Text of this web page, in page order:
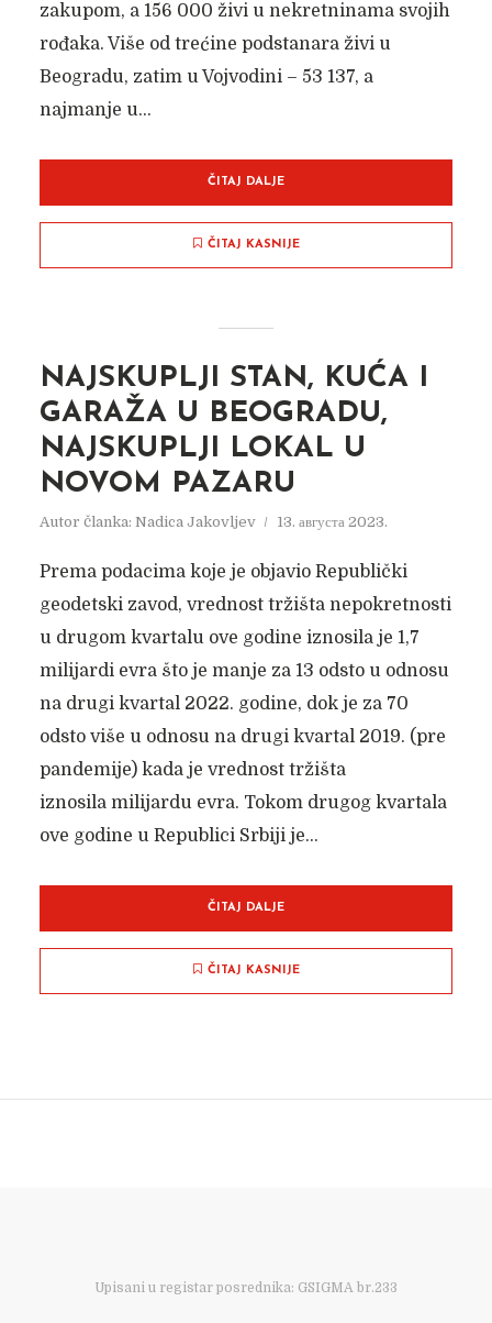
zakupom, a 156 000 živi u nekretninama svojih
rođaka. Više od trećine podstanara živi u
Beogradu, zatim u Vojvodini – 53 137, a
najmanje u...
ČITAJ DALJE
ČITAJ KASNIJE
NAJSKUPLJI STAN, KUĆA I
GARAŽA U BEOGRADU,
NAJSKUPLJI LOKAL U
NOVOM PAZARU
Autor članka: Nadica Jakovljev 13. августа 2023.
Prema podacima koje je objavio Republički
geodetski zavod, vrednost tržišta nepokretnosti
u drugom kvartalu ove godine iznosila je 1,7
milijardi evra što je manje za 13 odsto u odnosu
na drugi kvartal 2022. godine, dok je za 70
odsto više u odnosu na drugi kvartal 2019. (pre
pandemije) kada je vrednost tržišta
iznosila milijardu evra. Tokom drugog kvartala
ove godine u Republici Srbiji je...
ČITAJ DALJE
ČITAJ KASNIJE
Upisani u registar posrednika: GSIGMA br.233